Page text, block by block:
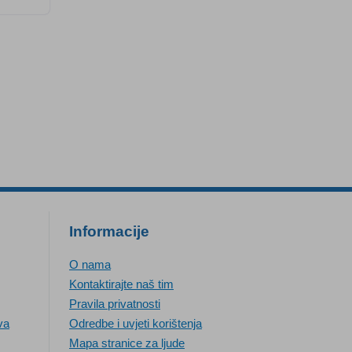
Informacije
O nama
Kontaktirajte naš tim
Pravila privatnosti
Odredbe i uvjeti korištenja
Mapa stranice za ljude